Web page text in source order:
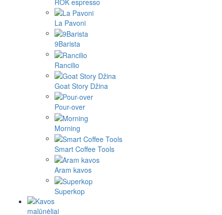
La Pavoni
9Barista
Rancilio
Goat Story Džina
Pour-over
Morning
Smart Coffee Tools
Aram kavos
Superkop